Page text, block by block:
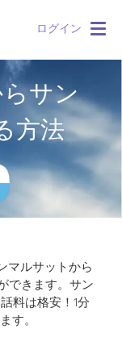
ログイン
サン
方法
マルサットから
きます。 サン
料は格安！1分
す。